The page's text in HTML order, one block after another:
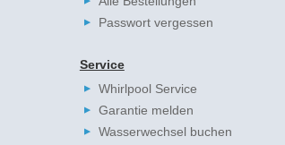
Passwort vergessen
Service
Whirlpool Service
Garantie melden
Wasserwechsel buchen